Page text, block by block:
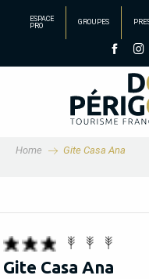
principal
ESPACE
PRO
GROUPES
Home Gite Casa Ana
Gite Casa Ana